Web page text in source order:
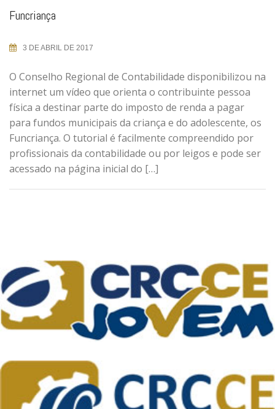
Funcriança
3 DE ABRIL DE 2017
O Conselho Regional de Contabilidade disponibilizou na
internet um vídeo que orienta o contribuinte pessoa
física a destinar parte do imposto de renda a pagar
para fundos municipais da criança e do adolescente, os
Funcriança. O tutorial é facilmente compreendido por
profissionais da contabilidade ou por leigos e pode ser
acessado na página inicial do […]